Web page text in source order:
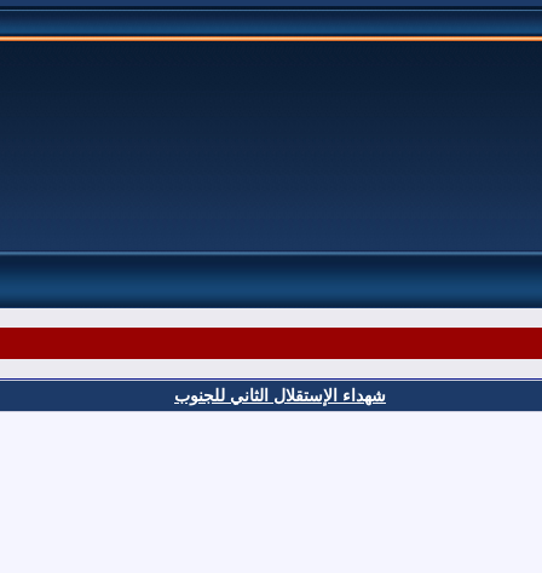
شهداء الإستقلال الثاني للجنوب